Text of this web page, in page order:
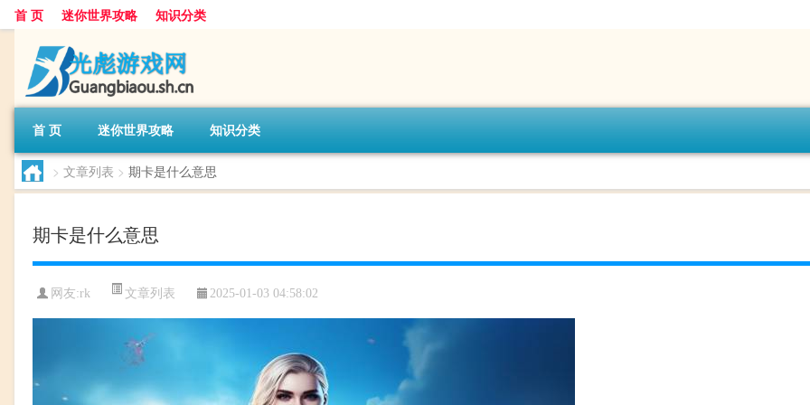
首 页 迷你世界攻略 知识分类
首 页 迷你世界攻略 知识分类
> 文章列表 > 期卡是什么意思
期卡是什么意思
网友:rk 文章列表 2025-01-03 04:58:02